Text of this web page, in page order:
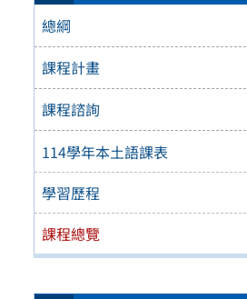
總綱
課程計畫
課程諮詢
114學年本土語課表
學習歷程
課程總覽